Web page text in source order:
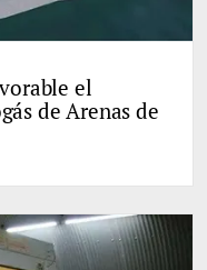
el
de Arenas de